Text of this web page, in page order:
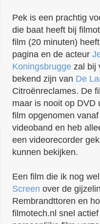
Pek is een prachtig
die baat heeft bij
film (20 minuten)
pagina en de acteur
Koningsbrugge zal bij
bekend zijn van De
Citroënreclames. De
maar is nooit op DVD
film opgenomen
videoband en heb
een videorecorder
kunnen bekijken.
Een film die ik nog
Screen over de
Rembrandttoren en
filmotech.nl snel